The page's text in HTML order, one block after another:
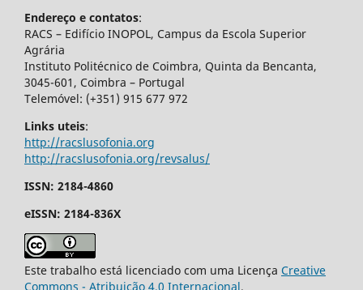
Endereço e contatos:
RACS – Edifício INOPOL, Campus da Escola Superior
Agrária
Instituto Politécnico de Coimbra, Quinta da Bencanta,
3045-601, Coimbra – Portugal
Telemóvel: (+351) 915 677 972
Links uteis:
http://racslusofonia.org
http://racslusofonia.org/revsalus/
ISSN: 2184-4860
eISSN: 2184-836X
Este trabalho está licenciado com uma Licença Creative
Commons - Atribuição 4.0 Internacional.